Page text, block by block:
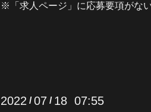
※「求人ページ」に応募要項がな
2022 /07 / 18 07:55